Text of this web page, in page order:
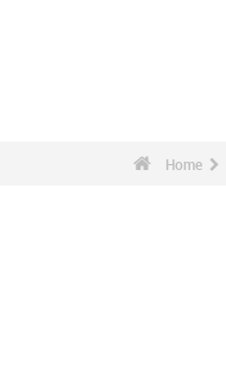
Home